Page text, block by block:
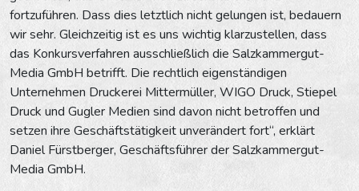
fortzuführen. Dass dies letztlich nicht gelungen ist, bedauern
wir sehr. Gleichzeitig ist es uns wichtig klarzustellen, dass
das Konkursverfahren ausschließlich die Salzkammergut-
Media GmbH betrifft. Die rechtlich eigenständigen
Unternehmen Druckerei Mittermüller, WIGO Druck, Stiepel
Druck und Gugler Medien sind davon nicht betroffen und
setzen ihre Geschäftstätigkeit unverändert fort“, erklärt
Daniel Fürstberger, Geschäftsführer der Salzkammergut-
Media GmbH.